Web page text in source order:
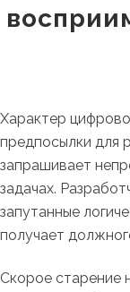
Характер
предпосылки для
запрашивает
задачах.
запутанные
получает
Скорое старение